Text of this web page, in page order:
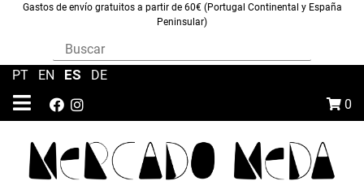
Gastos de envío gratuitos a partir de 60€ (Portugal Continental y España
Peninsular)
0
PT EN ES DE